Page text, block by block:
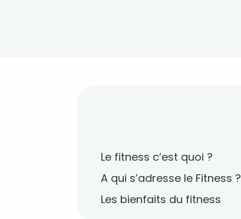
Le fitness c’est quoi ?
A qui s’adresse le Fitness ?
Les bienfaits du fitness